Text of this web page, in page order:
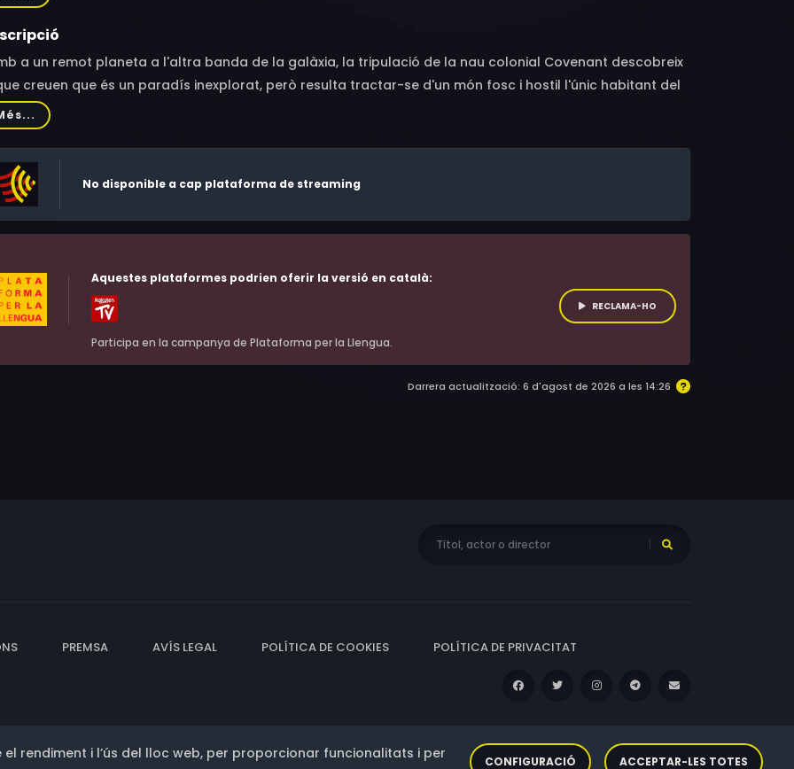
Haubrich, Lorelei King, Goran D. Kleut, Andrew Crawford, Tom O'Sullivan, James Franco, Guy Pearce,
Rapace
a un remot planeta a l'altra banda de la galàxia, la tripulació de la nau colonial Covenant descobreix
creuen que és un paradís inexplorat, però resulta tractar-se d'un món fosc i hostil l'únic habitant del
és un "sintètic" anomenat David (Michael Fassbender), supervivent de la malaguanyada expedició
Seqüela de "Prometheus" (2012), alhora preqüela d'"Alien, el vuitè passatger" (1979).
No disponible a cap plataforma de streaming
Aquestes plataformes podrien oferir la versió en català:
Participa en la campanya de Plataforma per la Llengua.
RECLAMA-HO
Darrera actualització: 6 d'agost de 2026 a les 14:26
PREMSA AVÍS LEGAL POLÍTICA DE COOKIES POLÍTICA DE PRIVACITAT
rendiment i l’ús del lloc web, per proporcionar funcionalitats i per
CONFIGURACIÓ ACCEPTAR-LES TOTES